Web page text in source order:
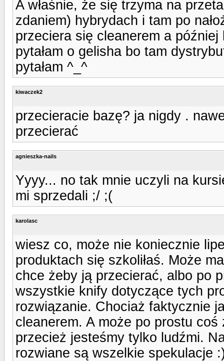
A właśnie, że się trzyma na
zdaniem) hybrydach i tam po
przeciera się cleanerem a
pytałam o gelisha bo tam
pytałam ^_^
kiwaczek2
przecieracie bazę? ja nigdy .
przecierać
agnieszka-nails
Yyyy... no tak mnie uczyli na
mi sprzedali ;/ ;(
karolasc
wiesz co, może nie koniecznie
produktach się szkoliłaś. Może
chce żeby ją przecierać, albo po
wszystkie knify dotyczące tych
rozwiązanie. Chociaż faktycznie
cleanerem. A może po prostu coś
przecież jesteśmy tylko ludźmi.
rozwiane są wszelkie spekulacje